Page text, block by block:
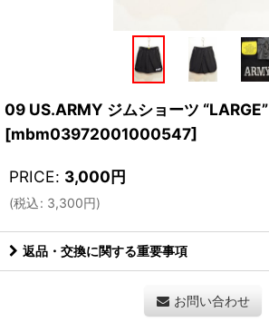
09 US.ARMY ジムショーツ “LARGE”
[mbm03972001000547]
PRICE: 3,000円
(税込: 3,300円)
返品・交換に関する重要事項
お問い合わせ